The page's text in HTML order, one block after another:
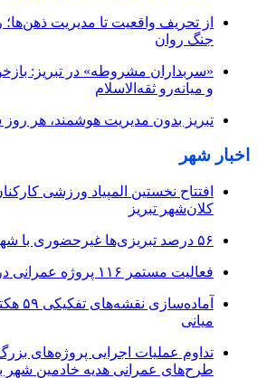
از تحریف واقعیت تا مدیریت
جنگ روان
«سربداران مشروطه» در تبریز:
و میانه‌رو ثقه‌الاسلام
تبریز بدون مدیریت هوشمند، هر
اخبار شهر
افتتاح نخستین المپیاد ورزشی
کلان‌شهر تبریز
۵۶ درصد تبریزی‌ها غیرحضوری با شهرداری ارتباط دارند
فعالیت مستمر ۱۱۶ پروژه عمرانی در شرایط جنگی
میانی
تداوم عملیات اجرایی پروژه‌های
طرح‌های عمرانی هدیه خادمین شهر